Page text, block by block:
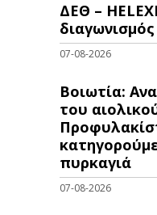
ΔΕΘ –
07-08-2026
Βοιωτία:
του
πυρκαγιά
07-08-2026